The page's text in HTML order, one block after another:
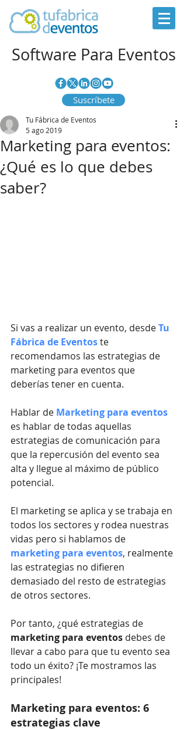
Software Para Eventos
Suscríbete
Marketing para eventos:
¿Qué es lo que debes
saber?
Tu Fábrica de Eventos
5 ago 2019
Si vas a realizar un evento, desde Tu
Fábrica de Eventos te
recomendamos las estrategias de
marketing para eventos que
deberías tener en cuenta.
Hablar de Marketing para eventos
es hablar de todas aquellas
estrategias de comunicación para
que la repercusión del evento sea
alta y llegue al máximo de público
potencial.
El marketing se aplica y se trabaja en
todos los sectores y rodea nuestras
vidas pero si hablamos de
marketing para eventos, realmente
las estrategias no difieren
demasiado del resto de estrategias
de otros sectores.
Por tanto, ¿qué estrategias de
marketing para eventos debes de
llevar a cabo para que tu evento sea
todo un éxito? ¡Te mostramos las
principales!
Marketing para eventos: 6
estrategias clave